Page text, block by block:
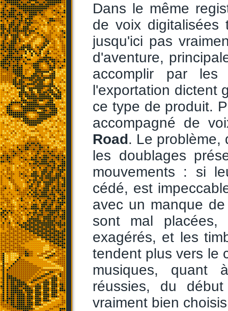
Dans le même
de voix
jusqu'ici pas
d'aventure,
accomplir par
l'exportation dictent
ce type de produit.
accompagné de
Road. Le problème,
les doublages
mouvements : si
cédé, est
avec un manque
sont mal placées,
exagérés, et les
tendent plus vers le
musiques, quant
réussies, du
vraiment bien